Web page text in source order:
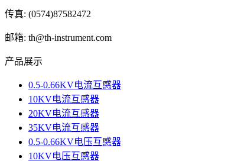
传真: (0574)87582472
邮箱: th@th-instrument.com
产品展示
0.5-0.66KV电流互感器
10KV电流互感器
20KV电流互感器
35KV电流互感器
0.5-0.66KV电压互感器
10KV电压互感器